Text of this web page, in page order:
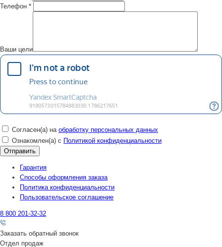
Телефон *
Ваши цели
Согласен(а) на обработку персональных данных
Ознакомлен(а) с Политикой конфиденциальности
Гарантия
Способы оформления заказа
Политика конфиденциальности
Пользовательское соглашение
8 800 201-32-32
Заказать обратный звонок
Отдел продаж